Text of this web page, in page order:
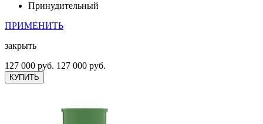
Принудительный
ПРИМЕНИТЬ
закрыть
127 000 руб. 127 000 руб.
КУПИТЬ